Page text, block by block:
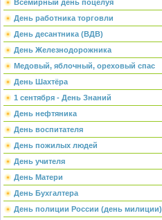
Всемирный день поцелуя
День работника торговли
День десантника (ВДВ)
День Железнодорожника
Медовый, яблочный, ореховый спас
День Шахтёра
1 сентября - День Знаний
День нефтяника
День воспитателя
День пожилых людей
День учителя
День Матери
День Бухгалтера
День полиции России (день милиции)